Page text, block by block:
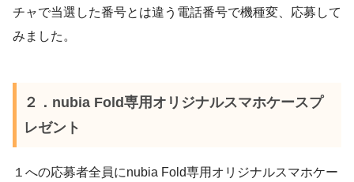
チャで当選した番号とは違う電話番号で機種変、応募して
みました。
２．nubia Fold専用オリジナルスマホケースプ
レゼント
１への応募者全員にnubia Fold専用オリジナルスマホケー